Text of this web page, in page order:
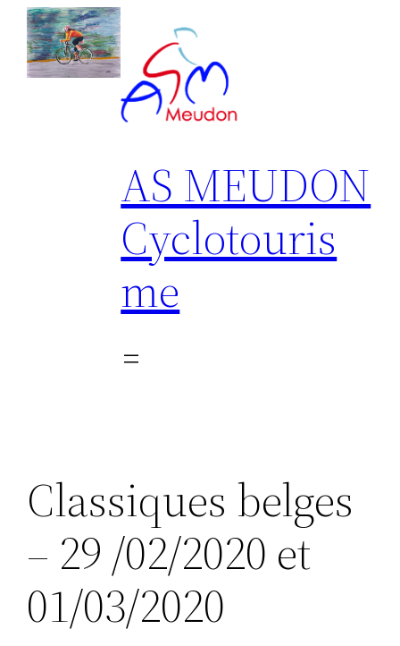
Aller
contenu
AS MEUDON
Cyclotouris
me
Classiques belges
– 29 /02/2020 et
01/03/2020